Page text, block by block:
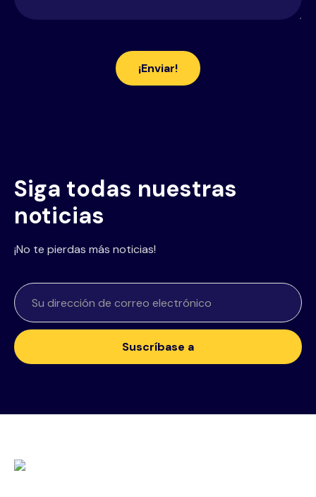
Siga todas nuestras
noticias
¡No te pierdas más noticias!